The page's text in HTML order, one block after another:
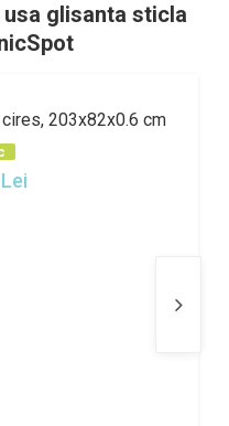
glisanta sticla
203x82x0.6 cm
Lei